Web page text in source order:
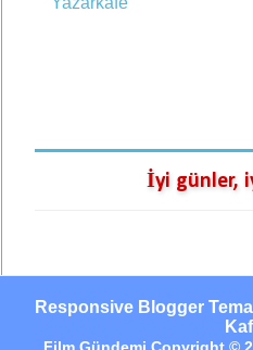
İyi günler,
Responsive Blogger